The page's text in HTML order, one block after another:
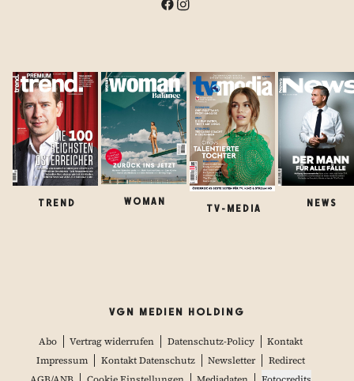
TREND WOMAN
TV-MEDIA
NEWS
VGN MEDIEN HOLDING
Abo Vertrag widerrufen Datenschutz-Policy
Kontakt
Impressum
Kontakt Datenschutz Newsletter
Redirect